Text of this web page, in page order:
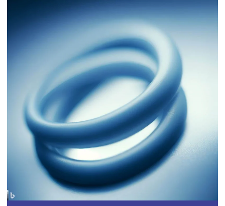
Fornecedor de mangueira de silicone
Fornecedor de vedação de borracha
Fornecedores de borrachas automotivas
Fornecedores de peças de borracha
Fornecedores de produtos de borracha
Gaxeta de borracha
Gaxeta de silicone
Grommet de borracha